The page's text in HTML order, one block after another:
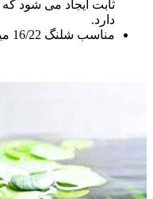
ثابت ایجاد می شود که
دارد.
مناسب شلنگ 16/22 میلی متر (17 میلی متر)